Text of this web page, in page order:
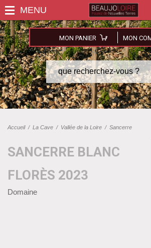
MON PANIER MON
Accueil/ La Cave / Vallée de la Loire / Sancerre
SANCERRE BLANC
FLORÈS 2023
Domaine